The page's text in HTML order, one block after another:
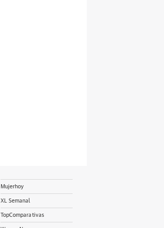
Mujerhoy
XL Semanal
TopComparativas